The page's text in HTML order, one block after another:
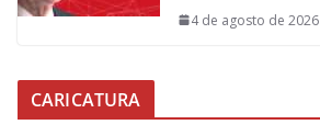
4 de agosto de 2026
CARICATURA